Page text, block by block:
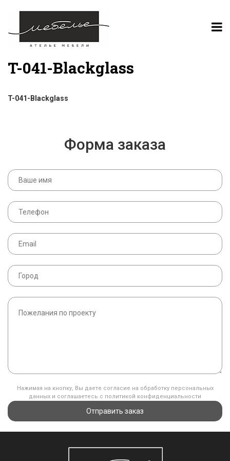
T-041-Blackglass
T-041-Blackglass
Форма заказа
Нажимая на кнопку, Вы даете согласие на обработку персональных
данных и соглашаетесь с политикой конфиденциальности
Отправить заказ